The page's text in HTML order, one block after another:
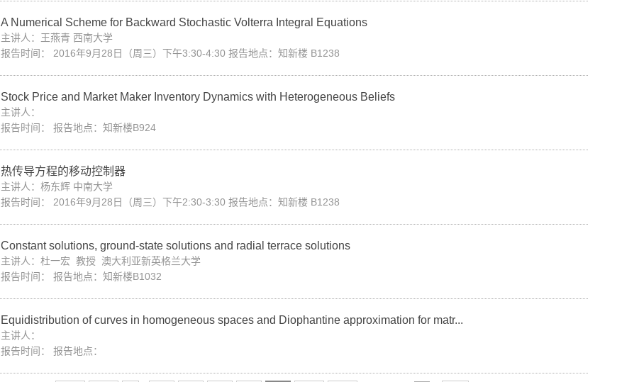
A Numerical Scheme for Backward Stochastic Volterra Integral Equations
主讲人：王燕青 西南大学
报告时间： 2016年9月28日（周三）下午3:30-4:30 报告地点：知新楼 B1238
Stock Price and Market Maker Inventory Dynamics with Heterogeneous Beliefs
主讲人：
报告时间： 报告地点：知新楼B924
热传导方程的移动控制器
主讲人：杨东辉 中南大学
报告时间： 2016年9月28日（周三）下午2:30-3:30 报告地点：知新楼 B1238
Constant solutions, ground-state solutions and radial terrace solutions
主讲人：杜一宏 教授 澳大利亚新英格兰大学
报告时间： 报告地点：知新楼B1032
Equidistribution of curves in homogeneous spaces and Diophantine approximation for matr...
主讲人：
报告时间： 报告地点：